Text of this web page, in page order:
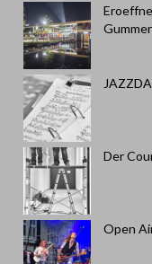
Der
Open